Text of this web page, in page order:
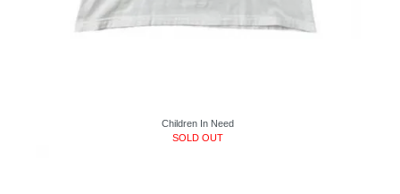
Children In Need
SOLD OUT